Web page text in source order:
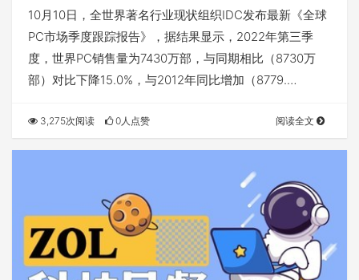
不断寒冬主要是由于三点
10月10日，全世界著名行业现状组织IDC发布最新《全球
PC市场季度跟踪报告》，据结果显示，2022年第三季
度，世界PC销售量为7430万部，与同期相比（8730万
部）对比下降15.0%，与2012年同比增加（8779.…
3,275次阅读 0人点赞 阅读全文